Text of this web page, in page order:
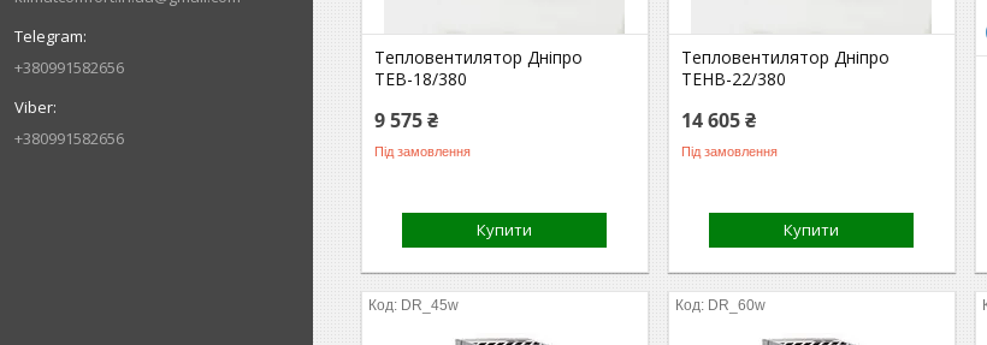
+380991582656
+380991582656
Тепловентилятор Дніпро
ТЕВ-18/380
9 575 ₴
Під замовлення
Купити
Тепловентилятор Дніпро
ТЕНВ-22/380
14 605 ₴
Під замовлення
Купити
DR_45w DR_60w